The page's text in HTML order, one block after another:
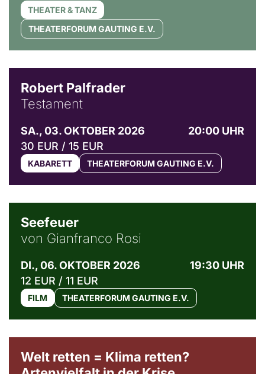
THEATER & TANZ
THEATERFORUM GAUTING E.V.
Robert Palfrader
Testament
SA., 03. OKTOBER 2026
20:00 UHR
30 EUR / 15 EUR
KABARETT THEATERFORUM GAUTING E.V.
Seefeuer
von Gianfranco Rosi
DI., 06. OKTOBER 2026
19:30 UHR
12 EUR / 11 EUR
FILM THEATERFORUM GAUTING E.V.
Welt retten = Klima retten?